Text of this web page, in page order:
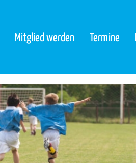
Mitglied werden Termine